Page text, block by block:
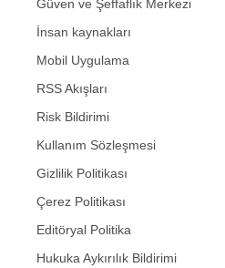
Güven ve Şeffaflık Merkezi
İnsan kaynakları
Mobil Uygulama
RSS Akışları
Risk Bildirimi
Kullanım Sözleşmesi
Gizlilik Politikası
Çerez Politikası
Editöryal Politika
Hukuka Aykırılık Bildirimi